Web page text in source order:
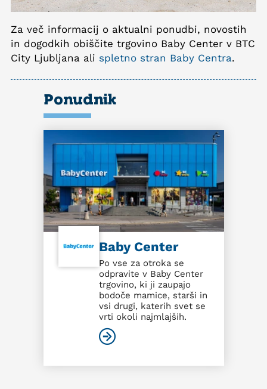
Za več informacij o aktualni ponudbi, novostih
in dogodkih obiščite trgovino Baby Center v BTC
City Ljubljana ali spletno stran Baby Centra.
Ponudnik
Baby Center
Po vse za otroka se
odpravite v Baby Center
trgovino, ki ji zaupajo
bodoče mamice, starši in
vsi drugi, katerih svet se
vrti okoli najmlajših.